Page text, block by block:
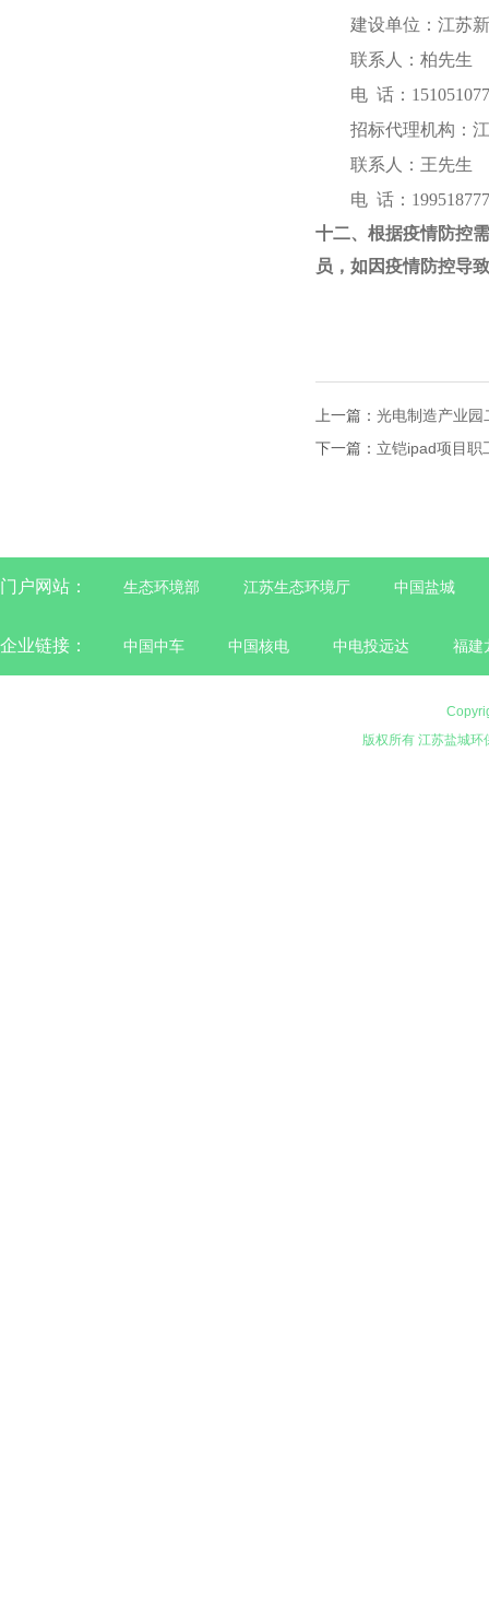
建设单位：江
联系人：柏先生
电 话：
招标代理机构：
联系人：王先
电 话：
十二、根据疫情防控
员，如因疫情防控导
上一篇： 光电制造产业园
下一篇： 立铠ipad项目职
门户网站： 生态环境部 江苏生态环境厅 中国盐城
企业链接： 中国中车 中国核电 中电投远达 福建
版权所有 江苏盐城